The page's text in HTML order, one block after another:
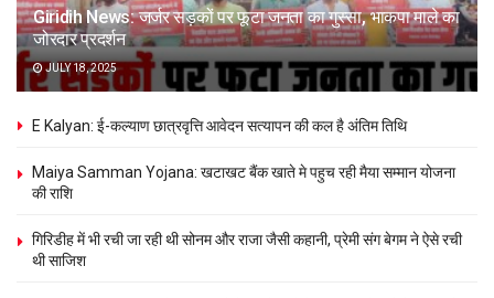
Giridih News: जर्जर सड़कों पर फूटा जनता का गुस्सा, भाकपा माले का
जोरदार प्रदर्शन
JULY 18, 2025
E Kalyan: ई-कल्याण छात्रवृत्ति आवेदन सत्यापन की कल है अंतिम तिथि
Maiya Samman Yojana: खटाखट बैंक खाते मे पहुच रही मैया सम्मान योजना
की राशि
गिरिडीह में भी रची जा रही थी सोनम और राजा जैसी कहानी, प्रेमी संग बेगम ने ऐसे रची
थी साजिश